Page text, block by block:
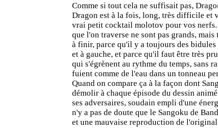
Comme si tout cela ne suffisait pas,
Dragon est à la fois, long, très difficile et
vrai petit cocktail molotov pour vos
que l'on traverse ne sont pas grands, mais
à finir, parce qu'il y a toujours des bidules
et à gauche, et parce qu'il faut être très
qui s'égrènent au rythme du temps, sans
fuient comme de l'eau dans un tonneau
Quand on compare ça à la façon dont
démolir à chaque épisode du dessin
ses adversaires, soudain empli d'une
n'y a pas de doute que le Sangoku de
et une mauvaise reproduction de